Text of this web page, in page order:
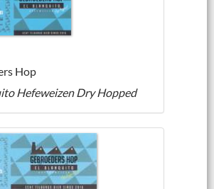
Hop
Hefeweizen Dry Hopped